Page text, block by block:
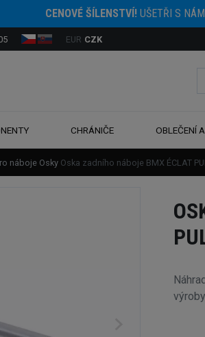
CENOVÉ ŠÍLENSTVÍ!UŠETŘI S
EUR CZK
CHRÁNIČE OBLEČENÍ
náboje Osky Oska zadního náboje BMX ÉCLAT